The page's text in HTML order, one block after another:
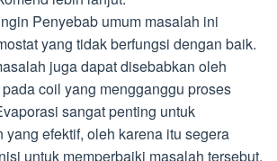
Penyebab umum masalah ini
yang tidak berfungsi dengan baik.
juga dapat disebabkan oleh
coil yang mengganggu proses
sangat penting untuk
yang efektif, oleh karena itu segera
untuk memperbaiki masalah tersebut.